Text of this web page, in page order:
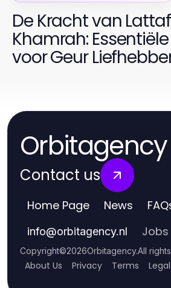
De Kracht van
Khamrah:
voor Geur
Orbitagency
Contact us
Home Page News
info@orbitagency.nl Jobs
Copyright©2026Orbitagency.All
About Us Privacy Terms Legal